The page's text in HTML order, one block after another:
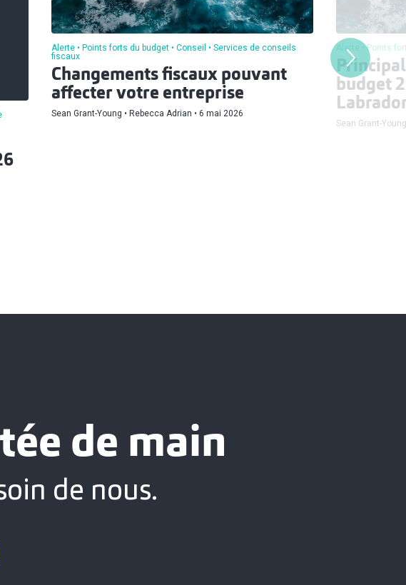
Alerte Points forts du budget Conseil
Services de conseils
fiscaux
Changements fiscaux pouvant
affecter votre entreprise
Sean Grant-Young Rebecca Adrian 6 mai 2026
Alerte Points
budget
Sean Grant-
de main
de nous.